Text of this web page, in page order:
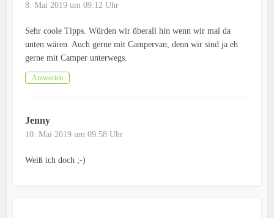
8. Mai 2019 um 09:12 Uhr
Sehr coole Tipps. Würden wir überall hin wenn wir mal da
unten wären. Auch gerne mit Campervan, denn wir sind ja eh
gerne mit Camper unterwegs.
Antworten
Jenny
10. Mai 2019 um 09:58 Uhr
Weiß ich doch ;-)